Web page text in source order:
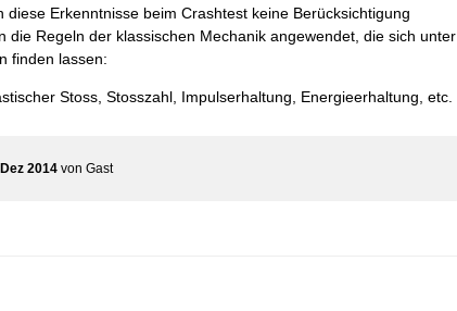
diese Erkenntnisse beim Crashtest keine Berücksichtigung
die Regeln der klassischen Mechanik angewendet, die sich unter
finden lassen:
Stoss, Stosszahl, Impulserhaltung, Energieerhaltung, etc.
2014 von Gast